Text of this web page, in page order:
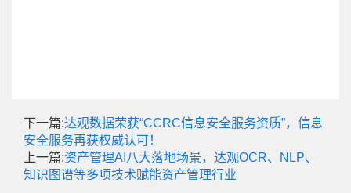
下一篇:达观数据荣获“CCRC信息安全服务资质”，信息
安全服务再获权威认可！
上一篇:资产管理AI八大落地场景，达观OCR、NLP、
知识图谱等多项技术赋能资产管理行业